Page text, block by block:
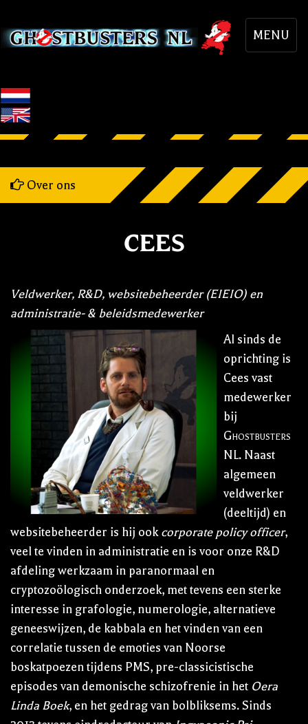
MENU
Over ons
Cees
Veldwerker, R&D, websitebeheerder (EIEIO) en
administratie- & beleidsmedewerker
Al sinds de
oprichting is
Cees vast
medewerker
bij
Ghostbusters
NL. Naast
algemeen
veldwerker
(deeltijd) en
websitebeheerder is hij ook corporate policy officer,
veel te vinden in administratie en is voor onze R&D
afdeling werkzaam in paranormaal en
cryptozoölogisch onderzoek, met tevens een sterke
interesse in grafologie, numerologie, alternatieve
geneeswijzen, de kabbala en het vinden van een
correlatie tussen de emoties van Noorse
boskatpoezen tijdens PMS, pre-classicistische
episodes van demonische schizofrenie in het Oera
Linda Boek, en het gedrag van bolbliksems. Sinds